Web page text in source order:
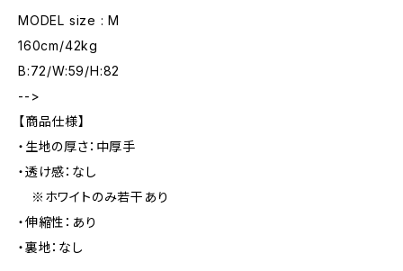
MODEL size : M
160cm/42kg
B:72/W:59/H:82
-->
【商品仕様】
・生地の厚さ：中厚手
・透け感：なし
※ホワイトのみ若干あり
・伸縮性：あり
・裏地：なし